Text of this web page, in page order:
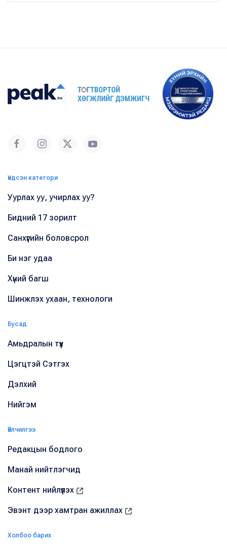
Үндсэн категори
Уурлах уу, учирлах уу?
Бидний 17 зорилт
Санхүүгийн боловсрол
Би нэг удаа
Хүний багш
Шинжлэх ухаан, технологи
Бусад
Амьдралын түүх
Цэгцтэй Сэтгэх
Дэлхий
Нийгэм
Үйлчилгээ
Редакцын бодлого
Манай нийтлэгчид
Контент нийлүүлэх
Эвэнт дээр хамтран ажиллах
Холбоо барих